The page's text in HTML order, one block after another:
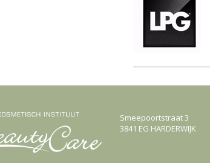
Smeepoortstraat 3
3841 EG HARDERWIJK